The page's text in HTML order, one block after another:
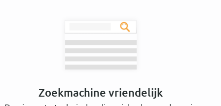
Zoekmachine vriendelijk